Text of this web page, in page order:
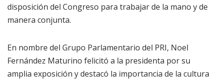
disposición del Congreso para trabajar de la mano y de
manera conjunta.
En nombre del Grupo Parlamentario del PRI, Noel
Fernández Maturino felicitó a la presidenta por su
amplia exposición y destacó la importancia de la cultura